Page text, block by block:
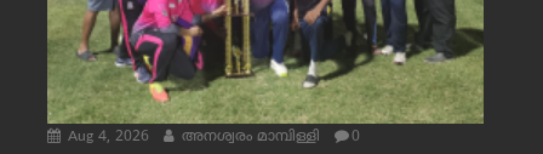
Aug 4, 2026 അനശ്വരം മാമ്പിള്ളി 0